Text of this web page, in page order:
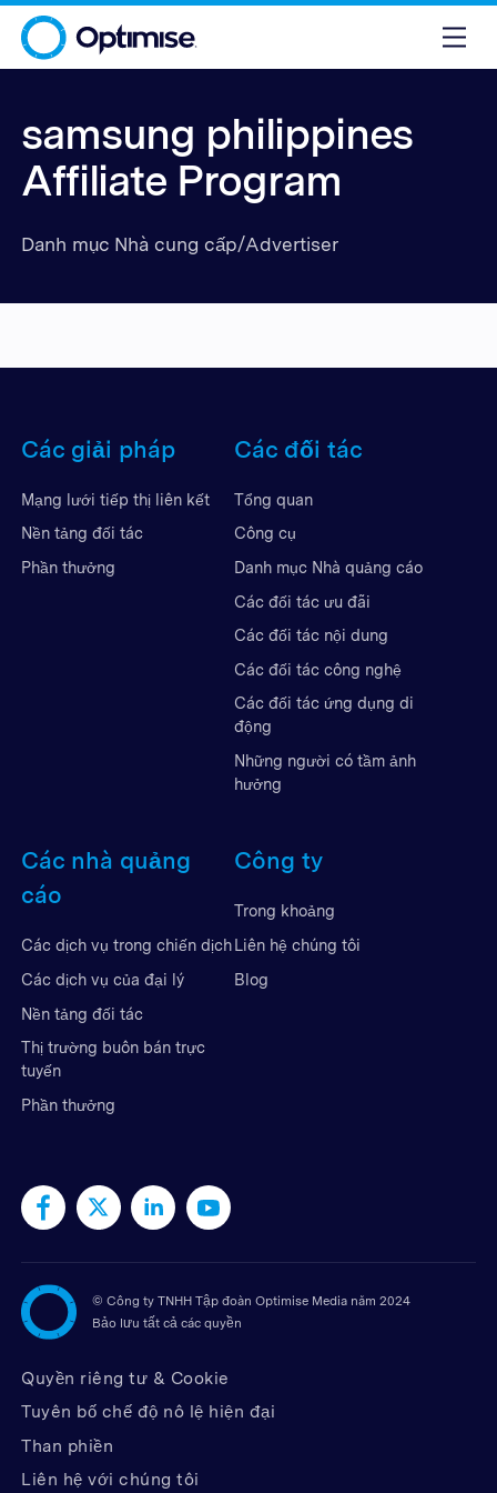
samsung philippines
Affiliate Program
Danh mục Nhà cung cấp/Advertiser
Các giải pháp
Mạng lưới tiếp thị liên kết
Nền tảng đối tác
Phần thưởng
Các đối tác
Tổng quan
Công cụ
Danh mục Nhà quảng cáo
Các đối tác ưu đãi
Các đối tác nội dung
Các đối tác công nghệ
Các đối tác ứng dụng di
động
Những người có tầm ảnh
hưởng
Các nhà quảng
cáo
Các dịch vụ trong chiến dịch
Các dịch vụ của đại lý
Nền tảng đối tác
Thị trường buôn bán trực
tuyến
Phần thưởng
Công ty
Trong khoảng
Liên hệ chúng tôi
Blog
© Công ty TNHH Tập đoàn Optimise Media năm 2024
Bảo lưu tất cả các quyền
Quyền riêng tư & Cookie
Tuyên bố chế độ nô lệ hiện đại
Than phiền
Liên hệ với chúng tôi